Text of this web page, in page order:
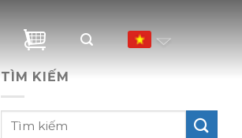
TÌM KIẾM